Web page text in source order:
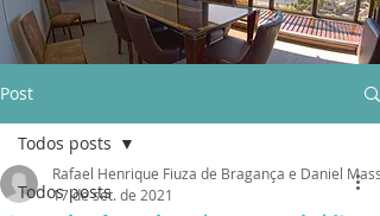
Post
Todos posts
Todos posts
Rafael Henrique Fiuza de Bragança e Daniel
17 de set. de 2021